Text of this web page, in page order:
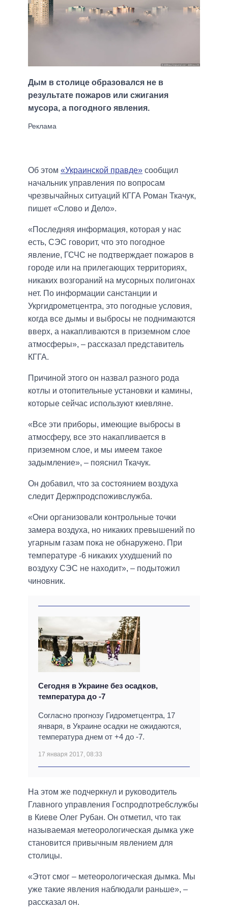
Дым в столице образовался не в
результате пожаров или сжигания
мусора, а погодного явления.
Об этом «Украинской правде» сообщил
начальник управления по вопросам
чрезвычайных ситуаций КГГА Роман Ткачук,
пишет «Слово и Дело».
«Последняя информация, которая у нас
есть, СЭС говорит, что это погодное
явление, ГСЧС не подтверждает пожаров в
городе или на прилегающих территориях,
никаких возгораний на мусорных полигонах
нет. По информации санстанции и
Укргидрометцентра, это погодные условия,
когда все дымы и выбросы не поднимаются
вверх, а накапливаются в приземном слое
атмосферы», – рассказал представитель
КГГА.
Причиной этого он назвал разного рода
котлы и отопительные установки и камины,
которые сейчас используют киевляне.
«Все эти приборы, имеющие выбросы в
атмосферу, все это накапливается в
приземном слое, и мы имеем такое
задымление», – пояснил Ткачук.
Он добавил, что за состоянием воздуха
следит Держпродспоживслужба.
«Они организовали контрольные точки
замера воздуха, но никаких превышений по
угарным газам пока не обнаружено. При
температуре -6 никаких ухудшений по
воздуху СЭС не находит», – подытожил
чиновник.
Сегодня в Украине без осадков,
температура до -7
Согласно прогнозу Гидрометцентра, 17
января, в Украине осадки не ожидаются,
температура днем от +4 до -7.
17 января 2017, 08:33
На этом же подчеркнул и руководитель
Главного управления Госпродпотребслужбы
в Киеве Олег Рубан. Он отметил, что так
называемая метеорологическая дымка уже
становится привычным явлением для
столицы.
«Этот смог – метеорологическая дымка. Мы
уже такие явления наблюдали раньше», –
рассказал он.